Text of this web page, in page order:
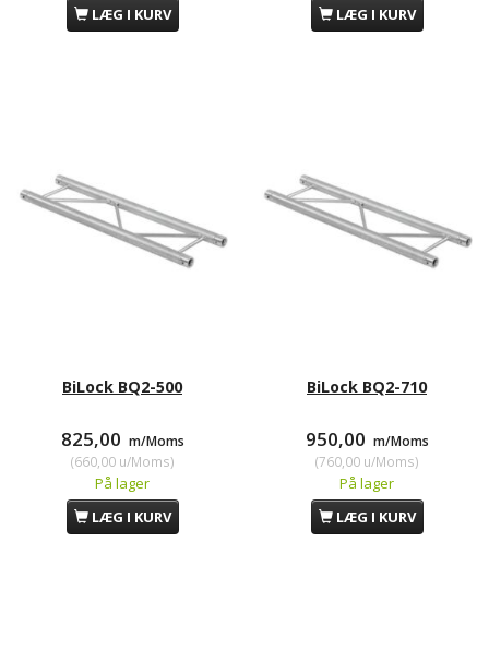
LÆG I KURV
LÆG I KURV
BiLock BQ2-500
825,00 m/Moms
(660,00u/Moms)
På lager
LÆG I KURV
BiLock BQ2-710
950,00 m/Moms
(760,00u/Moms)
På lager
LÆG I KURV